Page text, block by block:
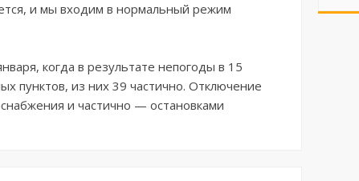
и мы входим в нормальный режим
когда в результате непогоды в 15
пунктов, из них 39 частично. Отключение
и частично — остановками